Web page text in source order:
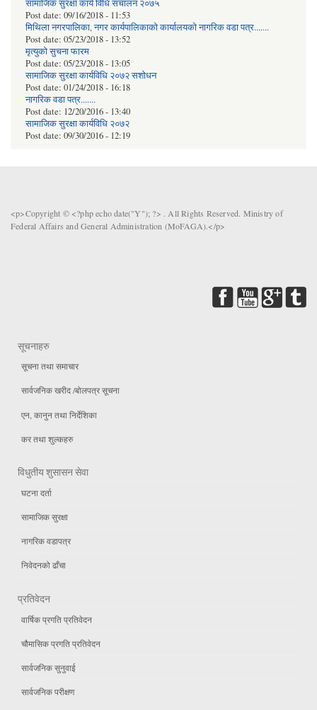
सामाजिक सुरक्षा कार्य विधि स‌चालन २०७५
Post date: 09/16/2018 - 11:53
मिथिला नगरपालिका, नगर कार्यपालिकाको कार्यालयकाे नागरिक वडा पत्र.......
Post date: 05/23/2018 - 13:52
मृत्युको सुचना फारम
Post date: 05/23/2018 - 13:05
सामाजिक सुरक्षा कार्यविधि २०७२ स‌शाेधन
Post date: 01/24/2018 - 16:18
नागरिक वडा पत्र.......
Post date: 12/20/2016 - 13:40
सामाजिक सुरक्षा कार्यविधि २०७२
Post date: 09/30/2016 - 12:19
<p>Copyright © <?php echo date("Y"); ?> . All Rights Reserved. Ministry of
Federal Affairs and General Administration (MoFAGA).</p>
सूचनाहरु
सूचना तथा समाचार
सार्वजनिक खरीद /बोलपत्र सूचना
एन, कानुन तथा निर्देशिका
कर तथा शुल्कहरु
विधुतीय शुसासन सेवा
घटना दर्ता
सामाजिक सुरक्षा
नागरिक वडापत्र
निवेदनको ढाँचा
प्रतिवेदन
वार्षिक प्रगति प्रतिवेदन
चौमासिक प्रगति प्रतिवेदन
सार्वजनिक सुनुवाई
सार्वजनिक परीक्षण